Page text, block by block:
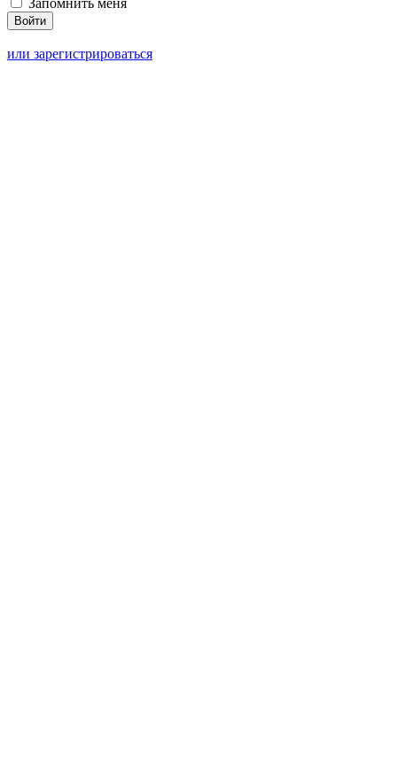
или зарегистрироваться